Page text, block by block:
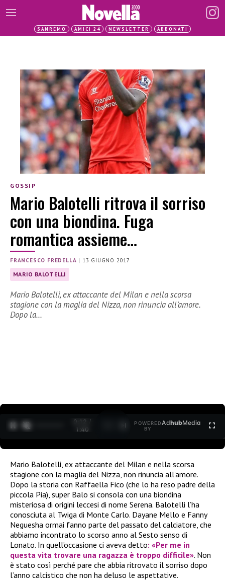
SANREMO AMICI 24 NEWSLETTER ABBONATI
GOSSIP
Mario Balotelli ritrova il sorriso
con una biondina. Fuga
romantica assieme…
FRANCESCO FREDELLA | 13 GIUGNO 2017
MARIO BALOTELLI
Mario Balotelli, ex attaccante del Milan e nella scorsa
stagione con la maglia del Nizza, non rinuncia all’amore.
Dopo la…
0:13 /
1:40
POWERED
BY
AdhubMedia
Mario Balotelli, ex attaccante del Milan e nella scorsa
stagione con la maglia del Nizza, non rinuncia all’amore.
Dopo la storia con Raffaella Fico (che lo ha reso padre della
piccola Pia), super Balo si consola con una biondina
misteriosa di origini leccesi di nome Serena. Balotelli l’ha
conosciuta al Twiga di Monte Carlo. Dayane Mello e Fanny
Neguesha ormai fanno parte del passato del calciatore, che
abbiamo incontrato lo scorso anno al Sesto senso di
Lonato. In quell’occasione ci aveva detto: «Per me in
questa vita trovare una ragazza è troppo difficile». Non
è stato così perché pare che abbia ritrovato il sorriso dopo
l’anno calcistico che non ha deluso le aspettative.